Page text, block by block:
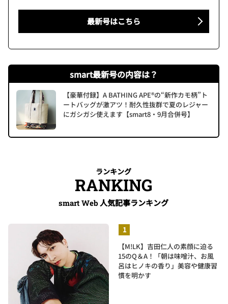
最新号はこちら
smart最新号の内容は？
【豪華付録】A BATHING APE®の“新作カモ柄”ト
ートバッグが激アツ！耐久性抜群で夏のレジャー
にガシガシ使えます【smart8・9月合併号】
ランキング
RANKING
smart Web 人気記事ランキング
【M!LK】吉田仁人の素顔に迫る
15のQ＆A！「朝は味噌汁、お風
呂はヒノキの香り」美容や健康習
慣を明かす